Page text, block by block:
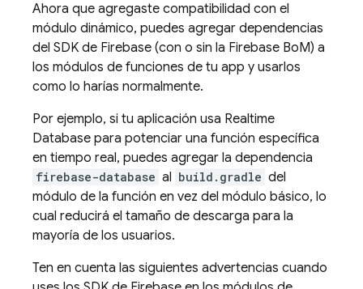
Ahora que agregaste compatibilidad con el
módulo dinámico, puedes agregar dependencias
del SDK de Firebase (con o sin la Firebase BoM) a
los módulos de funciones de tu app y usarlos
como lo harías normalmente.
Por ejemplo, si tu aplicación usa Realtime
Database para potenciar una función específica
en tiempo real, puedes agregar la dependencia
firebase-database al build.gradle del
módulo de la función en vez del módulo básico, lo
cual reducirá el tamaño de descarga para la
mayoría de los usuarios.
Ten en cuenta las siguientes advertencias cuando